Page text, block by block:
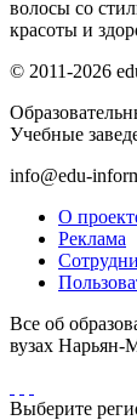
волосы со
красоты и
© 2011-2026
Учебные
info@edu-
О
Реклама
Все об
вузах Нарьян-
Выберите